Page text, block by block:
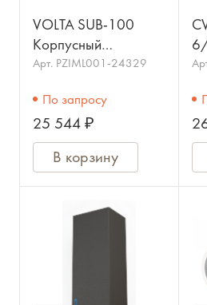
VOLTA SUB-100
Корпусный
сабвуфер, мощность
1шт. в коробке:
26х34х32см.
Арт. PZIML001-24329
По запросу
25 544 ₽
В корзину